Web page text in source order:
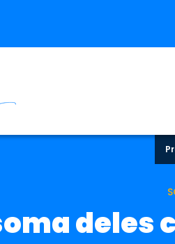
deles